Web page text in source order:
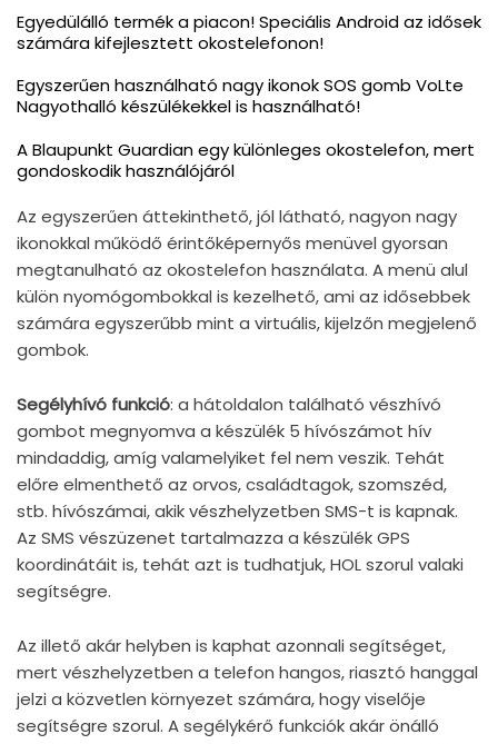
Egyedülálló termék a piacon! Speciális Android az idősek
számára kifejlesztett okostelefonon!
Egyszerűen használható nagy ikonok SOS gomb VoLte
Nagyothalló készülékekkel is használható!
A Blaupunkt Guardian egy különleges okostelefon, mert
gondoskodik használójáról
Az egyszerűen áttekinthető, jól látható, nagyon nagy
ikonokkal működő érintőképernyős menüvel gyorsan
megtanulható az okostelefon használata. A menü alul
külön nyomógombokkal is kezelhető, ami az idősebbek
számára egyszerűbb mint a virtuális, kijelzőn megjelenő
gombok.
Segélyhívó funkció: a hátoldalon található vészhívó
gombot megnyomva a készülék 5 hívószámot hív
mindaddig, amíg valamelyiket fel nem veszik. Tehát
előre elmenthető az orvos, családtagok, szomszéd,
stb. hívószámai, akik vészhelyzetben SMS-t is kapnak.
Az SMS vészüzenet tartalmazza a készülék GPS
koordinátáit is, tehát azt is tudhatjuk, HOL szorul valaki
segítségre.
Az illető akár helyben is kaphat azonnali segítséget,
mert vészhelyzetben a telefon hangos, riasztó hanggal
jelzi a közvetlen környezet számára, hogy viselője
segítségre szorul. A segélykérő funkciók akár önálló